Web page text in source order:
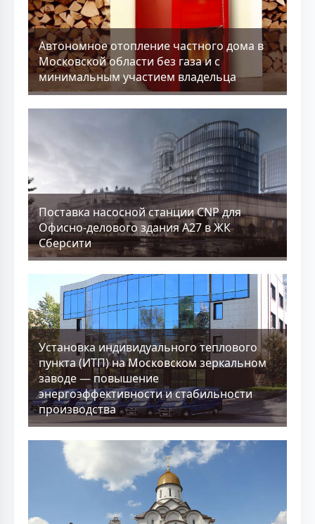
Aвтономное отопление частного дома в
Московской области без газа и с
минимальным участием владельца
Поставка насосной станции CNP для
Офисно-делового здания А27 в ЖК
Сберсити
Установка индивидуального теплового
пункта (ИТП) на Московском зеркальном
заводе — повышение
энергоэффективности и стабильности
производства